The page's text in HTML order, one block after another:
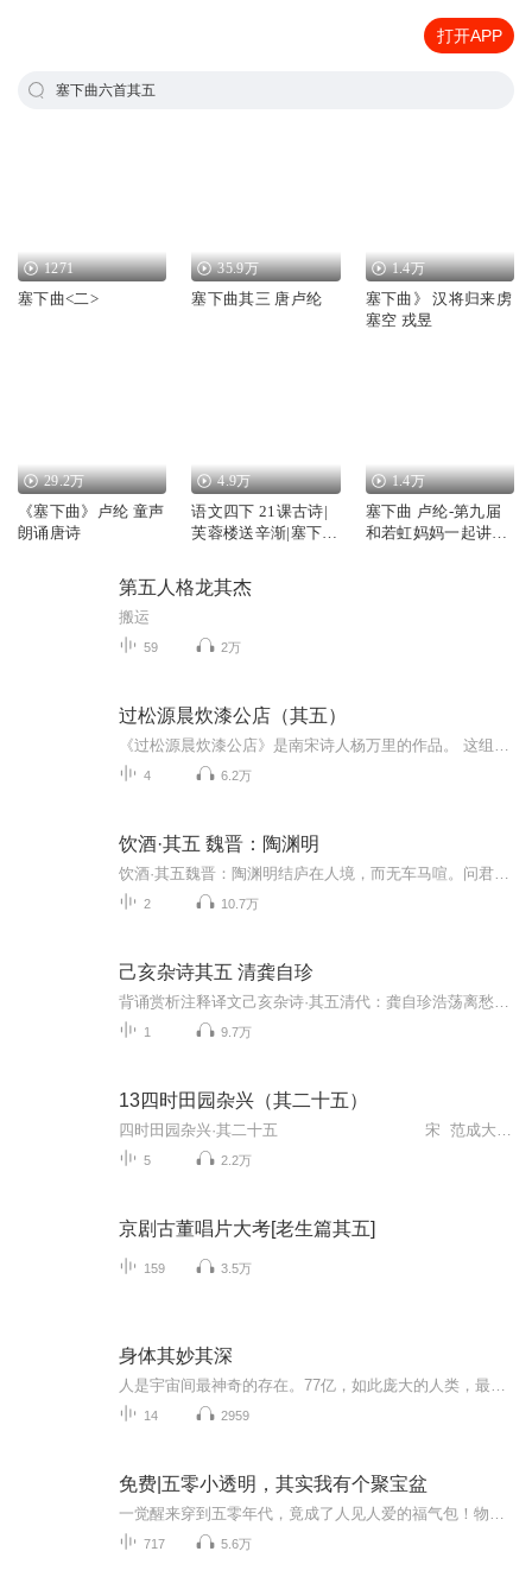
打开APP
塞下曲六首其五
1271
塞下曲<二>
35.9万
塞下曲其三 唐卢纶
1.4万
塞下曲》 汉将归来虏
塞空 戎昱
29.2万
《塞下曲》卢纶 童声
朗诵唐诗
4.9万
语文四下 21课古诗|
芙蓉楼送辛渐|塞下
1.4万
塞下曲 卢纶-第九届
和若虹妈妈一起讲古
第五人格龙其杰
搬运
59 2万
过松源晨炊漆公店（其五）
4 6.2万
饮酒·其五 魏晋：陶渊明
2 10.7万
己亥杂诗其五 清龚自珍
1 9.7万
13四时田园杂兴（其二十五）
5 2.2万
京剧古董唱片大考[老生篇其五]
159 3.5万
身体其妙其深
14 2959
免费|五零小透明，其实我有个聚宝盆
717 5.6万